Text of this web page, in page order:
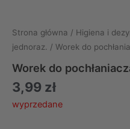
Strona główna / Higiena i
jednoraz. / Worek do
Worek do
3,99 zł
wyprzedane